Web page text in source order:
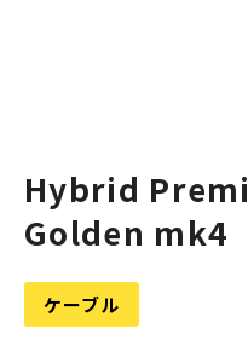
Hybrid
Golden mk4
ケーブル